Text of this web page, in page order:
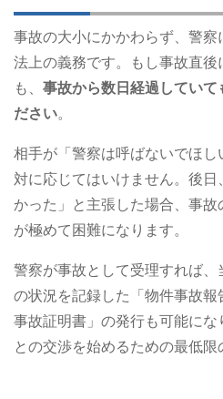
事故の大小にかかわらず、警
法上の義務です。もし事故直
も、 事故から数日経過していて
ださい。
相手が「警察は呼ばないでほ
対に応じてはいけません。後
かった」と主張した場合、事故
が極めて困難になります。
警察が事故として受理すれば
の状況を記録した「物件事故
事故証明書」の発行も可能に
との交渉を始めるための最低限